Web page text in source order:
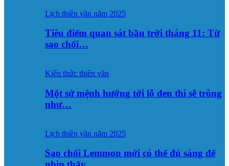
Lịch thiên văn năm 2025
Tiêu điểm quan sát bầu trời tháng 11: Từ
sao chổi…
Kiến thức thiên văn
Một sứ mệnh hướng tới lỗ đen thì sẽ trông
như…
Lịch thiên văn năm 2025
Sao chổi Lemmon mới có thể đủ sáng để